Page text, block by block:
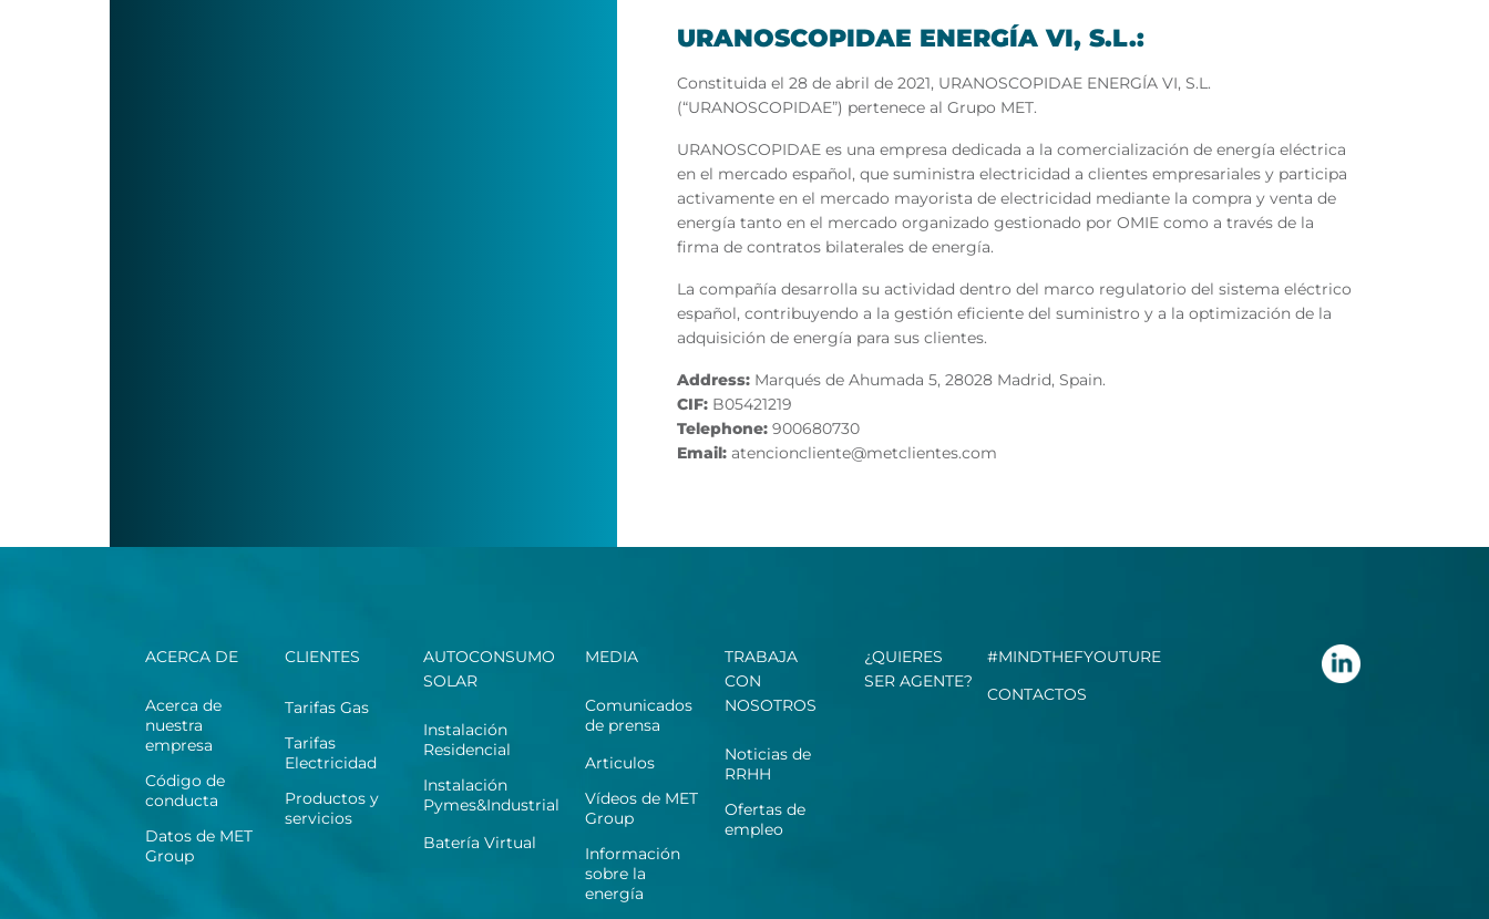
URANOSCOPIDAE ENERGÍA VI, S.L.:
Constituida el 28 de abril de 2021, URANOSCOPIDAE ENERGÍA VI, S.L.
(“URANOSCOPIDAE”) pertenece al Grupo MET.
URANOSCOPIDAE es una empresa dedicada a la comercialización de energía eléctrica
en el mercado español, que suministra electricidad a clientes empresariales y participa
activamente en el mercado mayorista de electricidad mediante la compra y venta de
energía tanto en el mercado organizado gestionado por OMIE como a través de la
firma de contratos bilaterales de energía.
La compañía desarrolla su actividad dentro del marco regulatorio del sistema eléctrico
español, contribuyendo a la gestión eficiente del suministro y a la optimización de la
adquisición de energía para sus clientes.
Address: Marqués de Ahumada 5, 28028 Madrid, Spain.
CIF: B05421219
Telephone:900680730
Email:atencioncliente@metclientes.com
ACERCA DE
Acerca de
nuestra
empresa
Código de
conducta
Datos de MET
Group
CLIENTES
Tarifas Gas
Tarifas
Electricidad
Productos y
servicios
AUTOCONSUMO
SOLAR
Instalación
Residencial
Instalación
Pymes&Industrial
Batería Virtual
MEDIA
Comunicados
de prensa
Articulos
Vídeos de MET
Group
Información
sobre la
energía
TRABAJA
CON
NOSOTROS
Noticias de
RRHH
Ofertas de
empleo
¿QUIERES
SER AGENTE?
#MINDTHEFYOUTURE
CONTACTOS